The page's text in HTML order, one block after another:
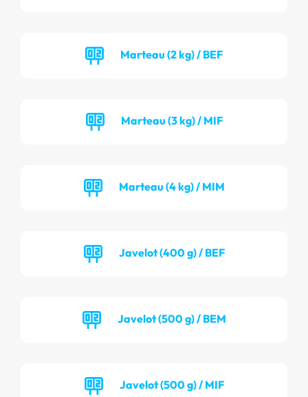
Marteau (2 kg) / BEF
Marteau (3 kg) / MIF
Marteau (4 kg) / MIM
Javelot (400 g) / BEF
Javelot (500 g) / BEM
Javelot (500 g) / MIF